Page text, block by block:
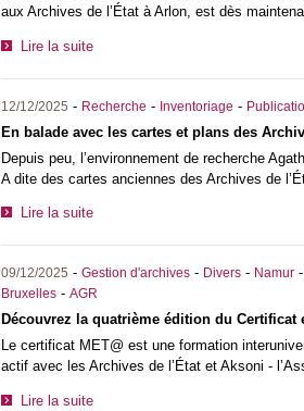
aux Archives de l’État à Arlon, est dès
Lire la suite
12/12/2025 - Recherche - Inventoriage -
En balade avec les cartes et plans des
Depuis peu, l’environnement de recherche
A dite des cartes anciennes des Archives de
Lire la suite
09/12/2025 - Gestion d'archives- Divers- Namur-
Bruxelles- AGR
Découvrez la quatrième édition du Certificat
Le certificat MET@ est une formation
actif avec les Archives de l’État et Aksoni -
Lire la suite